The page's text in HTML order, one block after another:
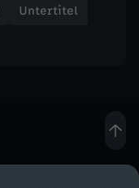
Untertitel